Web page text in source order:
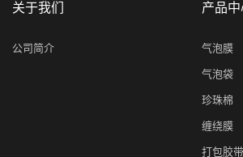
关于我们
公司简介
产品中
气泡膜
气泡袋
珍珠棉
缠绕膜
打包胶带